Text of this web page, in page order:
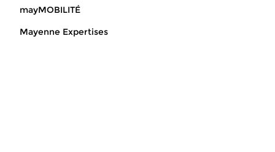
mayMOBILITÉ
Mayenne Expertises